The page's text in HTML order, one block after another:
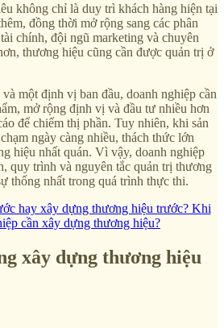
không chỉ là duy trì khách hàng hiện tại
đồng thời mở rộng sang các phân
chính, đội ngũ marketing và chuyên
thương hiệu cũng cần được quản trị ở
một định vị ban đầu, doanh nghiệp cần
mở rộng định vị và đầu tư nhiều hơn
để chiếm thị phần. Tuy nhiên, khi sản
ngày càng nhiều, thách thức lớn
hiệu nhất quán. Vì vậy, doanh nghiệp
quy trình và nguyên tắc quản trị thương
thống nhất trong quá trình thực thi.
hay xây dựng thương hiệu trước? Khi
cần xây dựng thương hiệu?
xây dựng thương hiệu